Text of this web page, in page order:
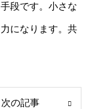
段です。小さな
になります。共
次の記事